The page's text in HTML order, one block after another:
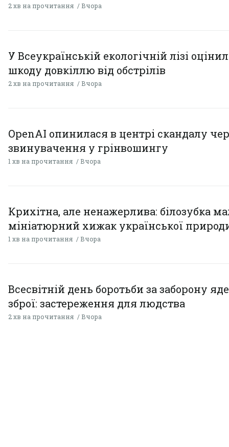
2 хв на прочитання Вчора
У Всеукраїнській екологічній лізі
шкоду довкіллю від обстрілів
2 хв на прочитання Вчора
OpenAI опинилася в центрі скандалу
звинувачення у грінвошингу
1 хв на прочитання Вчора
Крихітна, але ненажерлива: білозубка
мініатюрний хижак української
1 хв на прочитання Вчора
Всесвітній день боротьби за заборону
зброї: застереження для людства
2 хв на прочитання Вчора